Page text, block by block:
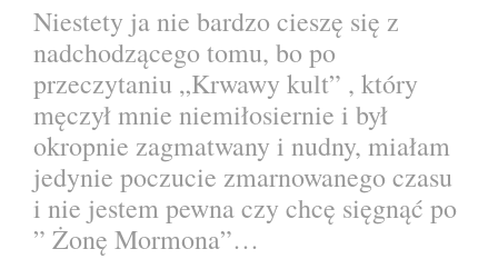
Niestety ja nie bardzo cieszę się z
nadchodzącego tomu, bo po
przeczytaniu „Krwawy kult” , który
męczył mnie niemiłosiernie i był
okropnie zagmatwany i nudny, miałam
jedynie poczucie zmarnowanego czasu
i nie jestem pewna czy chcę sięgnąć po
” Żonę Mormona”…